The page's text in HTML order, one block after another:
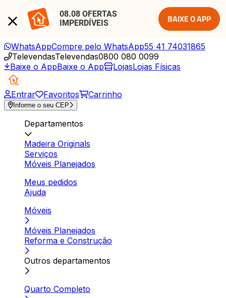
08.08 OFERTAS
IMPERDÍVEIS
BAIXE O APP
WhatsAppCompre pelo WhatsApp55 41 74031865
TelevendasTelevendas0800 080 0099
Baixe o AppBaixe o App LojasLojas Físicas
Entrar Favoritos Carrinho
Informe o seu CEP
Departamentos
Madeira Originals
Serviços
Móveis Planejados
Meus pedidos
Ajuda
Móveis
Móveis Planejados
Reforma e Construção
Outros departamentos
Quarto Completo